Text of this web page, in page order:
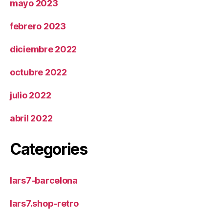
mayo 2023
febrero 2023
diciembre 2022
octubre 2022
julio 2022
abril 2022
Categories
lars7-barcelona
lars7.shop-retro